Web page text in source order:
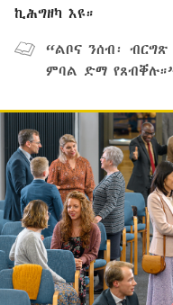
ኪሕግዘካ እዩ።
“ልቦና ንሰብ፡
ምባል ድማ